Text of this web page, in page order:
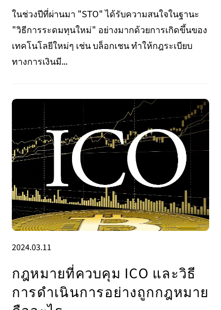
ในช่วงปีที่ผ่านมา "STO" ได้รับความสนใจในฐานะ
"วิธีการระดมทุนใหม่" อย่างมากด้วยการเกิดขึ้นของ
เทคโนโลยีใหม่ๆ เช่น บล็อกเชน ทำให้กฎระเบียบ
ทางการเงินมี...
2024.03.11
กฎหมายที่ควบคุม ICO และวิธี
การดําเนินการอย่างถูกกฎหมาย